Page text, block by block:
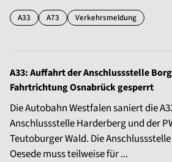
A33 A73 Verkehrsmeldung
A33: Auffahrt der Anschlussstelle
Fahrtrichtung Osnabrück gesperrt
Die Autobahn Westfalen saniert die
Anschlussstelle Harderberg und der
Teutoburger Wald. Die
Oesede muss teilweise für ...